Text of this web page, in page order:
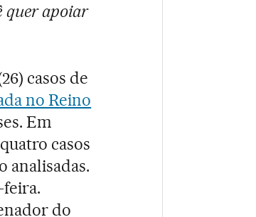
quer apoiar
casos de
no Reino
Em
casos
analisadas.
feira.
do